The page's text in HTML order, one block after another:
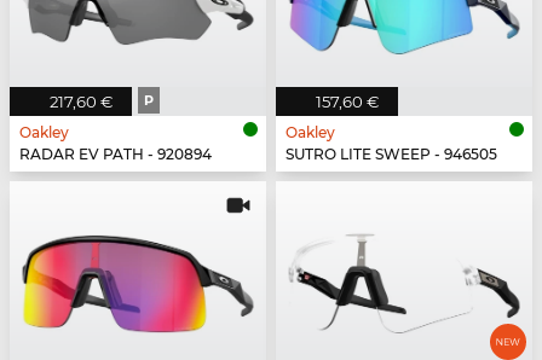
217,60 € P
Oakley
RADAR EV PATH - 920894
157,60 €
Oakley
SUTRO LITE SWEEP - 946505